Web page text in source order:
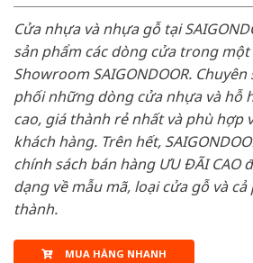
Cửa nhựa và nhựa gỗ tại
sản phẩm các dòng cửa trong
Showroom SAIGONDOOR.
phối những dòng cửa nhựa và hỗ
cao, giá thành rẻ nhất và phù hợp
khách hàng. Trên hết,
chính sách bán hàng ƯU ĐÃI CAO
dạng về mẫu mã, loại cửa gỗ và
thành.
MUA HÀNG NHANH